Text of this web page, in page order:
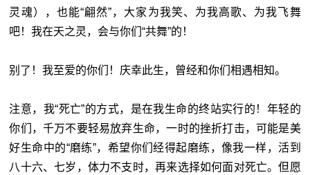
灵魂），也能“翩然”，大家为我笑、为我高歌、为我飞舞
吧！我在天之灵，会与你们“共舞”的！
别了！我至爱的你们！庆幸此生，曾经和你们相遇相知。
注意，我“死亡”的方式，是在我生命的终站实行的！年轻的
你们，千万不要轻易放弃生命，一时的挫折打击，可能是美
好生命中的“磨练”，希望你们经得起磨练，像我一样，活到
八十六、七岁，体力不支时，再来选择如何面对死亡。但愿